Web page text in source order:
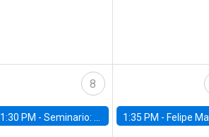
8
1:30 PM -Seminario: “Recuperando la humanidad para progresar en la era de la IA» 1:35 PM - Felipe Martínez, alumno Doctorado en